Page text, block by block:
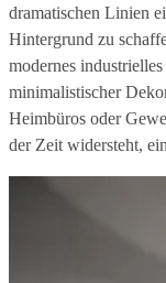
dramatischen Linien
Hintergrund zu
modernes
minimalistischer
Heimbüros oder
der Zeit widersteht,